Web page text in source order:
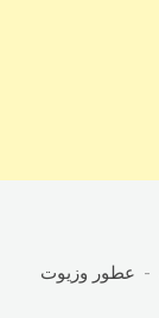
عطور وزيوت